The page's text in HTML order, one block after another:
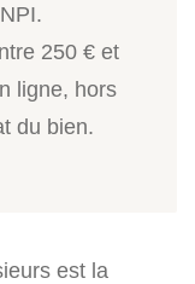
250 € et
ligne, hors
du bien.
est la